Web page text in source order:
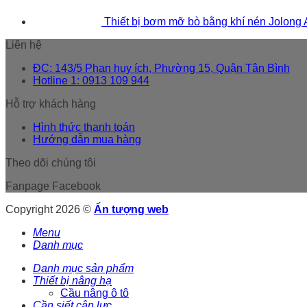
Thiết bị bơm mỡ bò bằng khí nén Jolong
Liên hệ
ĐC: 143/5 Phan huy ích, Phường 15, Quận Tân Bình
Hotline 1: 0913 109 944
Hỗ trợ khách hàng
Hình thức thanh toán
Hướng dẫn mua hàng
Theo dõi chúng tôi
Fanpage Facebook
Copyright 2026 © Ấn tượng web
Menu
Danh mục
Danh mục sản phẩm
Thiết bị nâng hạ
Cầu nâng ô tô